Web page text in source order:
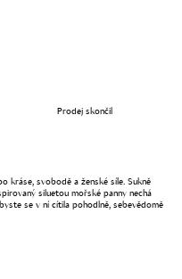
Prodej skončil
kráse, svobodě a ženské síle. Sukně
siluetou mořské panny nechá
se v ní cítila pohodlně, sebevědomě